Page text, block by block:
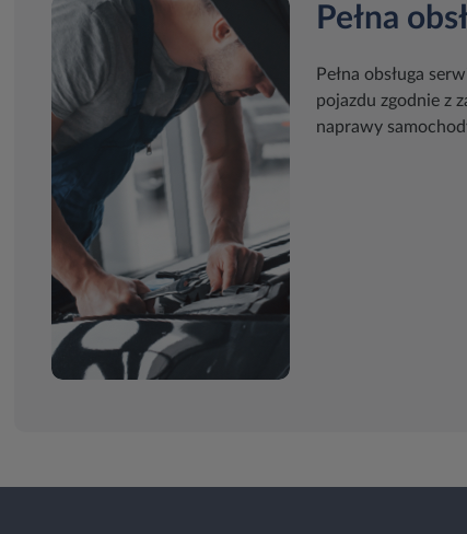
Pełna
Pełna obsługa
pojazdu zgodnie z
naprawy